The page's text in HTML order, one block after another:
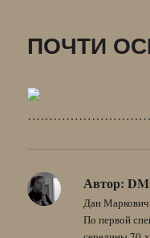
ПОЧТИ
Автор: DM
Дан Маркович
По первой